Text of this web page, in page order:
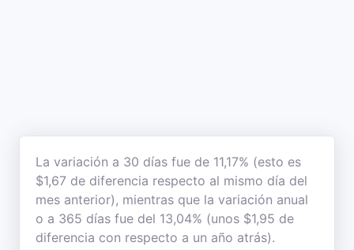
La variación a 30 días fue de 11,17% (esto es
$1,67 de diferencia respecto al mismo día del
mes anterior), mientras que la variación anual
o a 365 días fue del 13,04% (unos $1,95 de
diferencia con respecto a un año atrás).